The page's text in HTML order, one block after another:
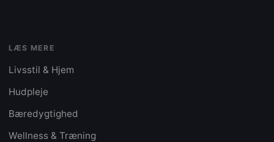
LÆS MERE
Livsstil & Hjem
Hudpleje
Bæredygtighed
Wellness & Træning